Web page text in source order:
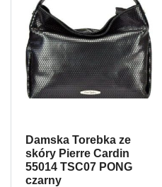
Damska Torebka ze
skóry Pierre Cardin
55014 TSC07 PONG
czarny